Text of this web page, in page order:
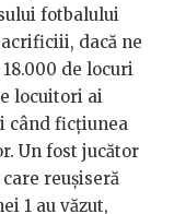
fotbalului
dacă ne
de locuri
locuitori ai
când ficțiunea
Un fost jucător
reușiseră
1 au văzut,